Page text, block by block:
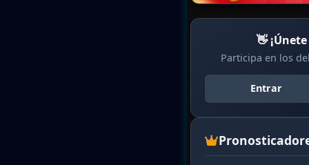
👋
Participa en los
Entrar